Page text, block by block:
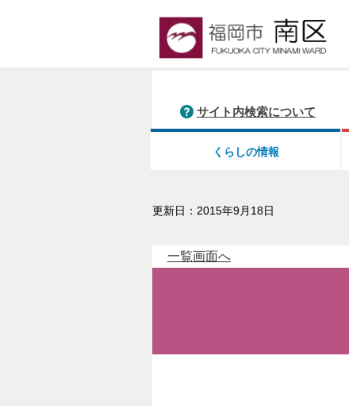
サイト内検索について
くらしの情報
更新日：2015年9月18日
一覧画面へ